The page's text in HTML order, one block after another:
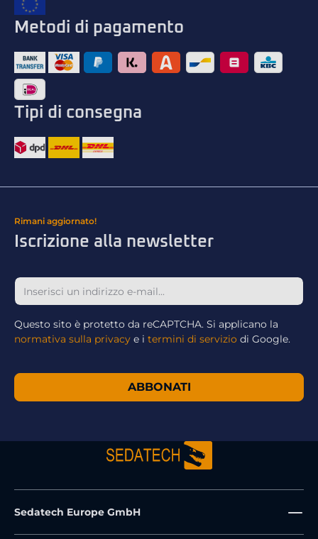
Metodi di pagamento
Tipi di consegna
Rimani aggiornato!
Iscrizione alla newsletter
ABBONATI
Questo sito è protetto da reCAPTCHA. Si applicano la
normativa sulla privacy e i termini di servizio di Google.
Sedatech Europe GmbH